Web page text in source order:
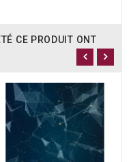
CE PRODUIT ONT